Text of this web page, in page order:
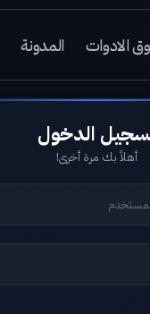
الادوات المدونة
أهلاً بك مرة أخرى!